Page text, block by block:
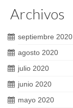
Archivos
septiembre 2020
agosto 2020
julio 2020
junio 2020
mayo 2020